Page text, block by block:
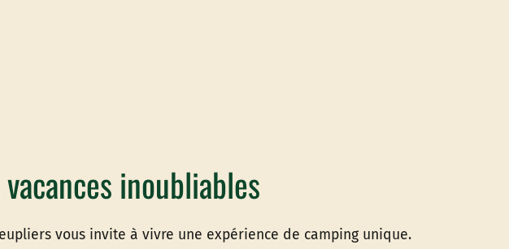
inoubliables
vous invite à vivre une expérience de camping unique.